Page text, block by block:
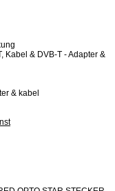
Kabel & DVB-T - Adapter &
& kabel